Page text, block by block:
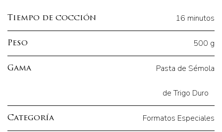
Tiempo de cocción 16 minutos
Peso 500 g
Gama Pasta de Sémola
de Trigo Duro
Categoría Formatos Especiales